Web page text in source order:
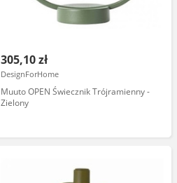
305,10 zł
DesignForHome
Muuto OPEN Świecznik Trójramienny -
Zielony